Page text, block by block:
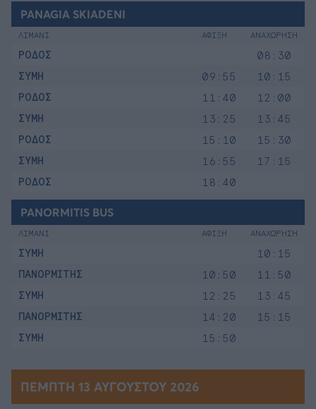
PANAGIA SKIADENI
ΛΙΜΑΝΙ ΑΦΙΞΗ ΑΝΑΧΩΡΗΣΗ
ΡΟΔΟΣ
08:30
ΣΥΜΗ
09:55
10:15
ΡΟΔΟΣ
11:40
12:00
ΣΥΜΗ
13:25
13:45
ΡΟΔΟΣ
15:10
15:30
ΣΥΜΗ
16:55
17:15
ΡΟΔΟΣ
18:40
PANORMITIS BUS
ΛΙΜΑΝΙ ΑΦΙΞΗ ΑΝΑΧΩΡΗΣΗ
ΣΥΜΗ
10:15
ΠΑΝΟΡΜΙΤΗΣ
10:50
11:50
ΣΥΜΗ
12:25
13:45
ΠΑΝΟΡΜΙΤΗΣ
14:20
15:15
ΣΥΜΗ
15:50
ΠΈΜΠΤΗ 13 ΑΥΓΟΎΣΤΟΥ 2026